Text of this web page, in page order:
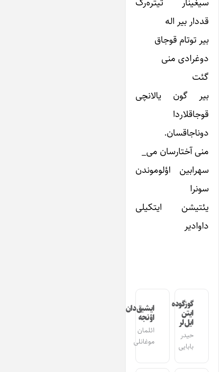
قددار بیر اله
بیر توتام قوجاق
دوغرادی منی
گئت
بیر گون یالانچی
قوجاقلاردا
دوناجاقسان.
منی آختارسان می_
سهرابین اؤلوموندن
سونرا
یئتیشن ایتکیلی
داوادیر
گوزگوده
ایتن
ایل‌لر
حیدر
بابایی
ایشیق‌دان
اؤنجه
ائلمان
موغانلی